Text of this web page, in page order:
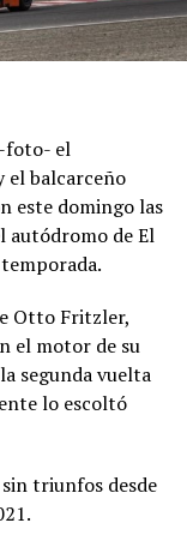
foto- el
el balcarceño
este domingo las
autódromo de El
Otto Fritzler,
el motor de su
segunda vuelta
lo escoltó
triunfos desde